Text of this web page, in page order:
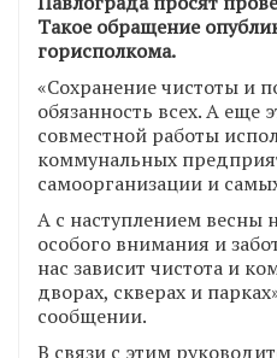
Такое обращение
горисполкома.
«Сохранение чистоты и
обязанность всех. А еще
совместной работы
коммунальных
самоорганизации и
А с наступлением весны
особого внимания и
нас зависит чистота и
дворах, скверах и
сообщении.
В связи с этим